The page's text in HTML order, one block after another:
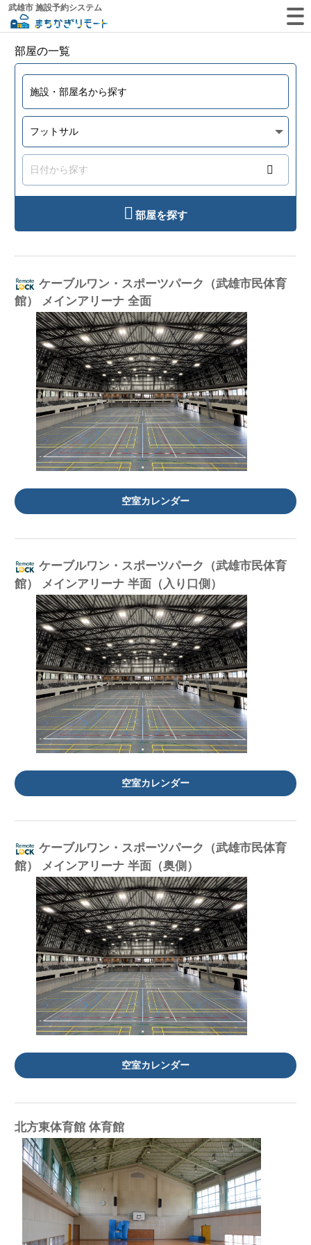
武雄市 施設予約システム
部屋の一覧
部屋を探す
ケーブルワン・スポーツパーク（武雄市民体育
館） メインアリーナ 全面
空室カレンダー
ケーブルワン・スポーツパーク（武雄市民体育
館） メインアリーナ 半面（入り口側）
空室カレンダー
ケーブルワン・スポーツパーク（武雄市民体育
館） メインアリーナ 半面（奥側）
空室カレンダー
北方東体育館 体育館